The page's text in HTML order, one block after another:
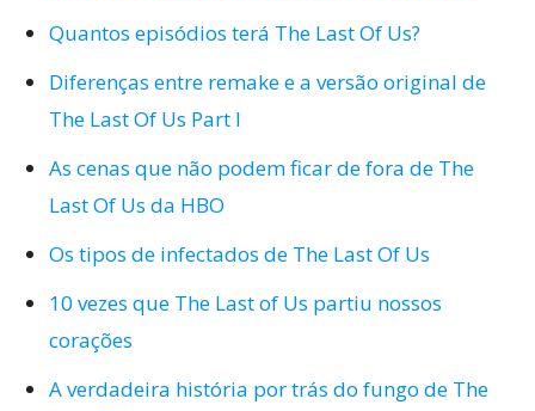
Quantos episódios terá The Last Of Us?
Diferenças entre remake e a versão original de
The Last Of Us Part I
As cenas que não podem ficar de fora de The
Last Of Us da HBO
Os tipos de infectados de The Last Of Us
10 vezes que The Last of Us partiu nossos
corações
A verdadeira história por trás do fungo de The